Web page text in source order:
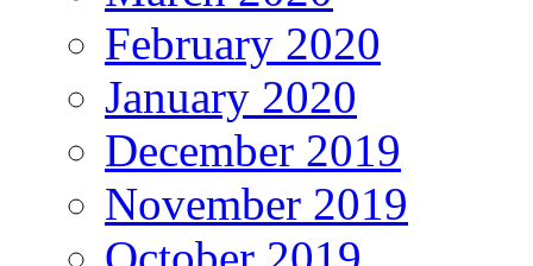
February 2020
January 2020
December 2019
November 2019